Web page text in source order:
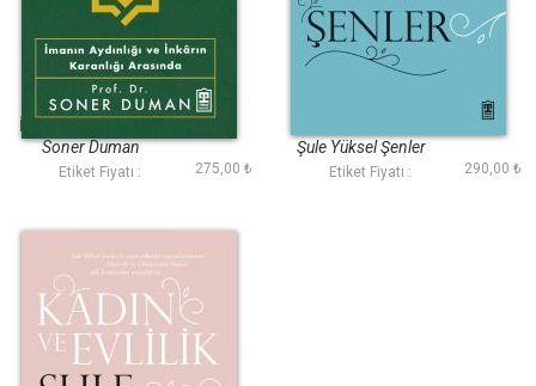
İnsanın Hikayesi
İmanın Aydınlığı ve
İnkarın Karanlığı
Arasında
Soner Duman
Etiket Fiyatı : 275,00 ₺
Şule Yüksel Şenler
Etiket Fiyatı : 290,00 ₺